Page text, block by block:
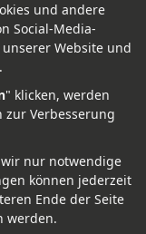
und andere
Social-Media-
Website und
" klicken, werden
Verbesserung
nur notwendige
können jederzeit
Ende der Seite
werden.